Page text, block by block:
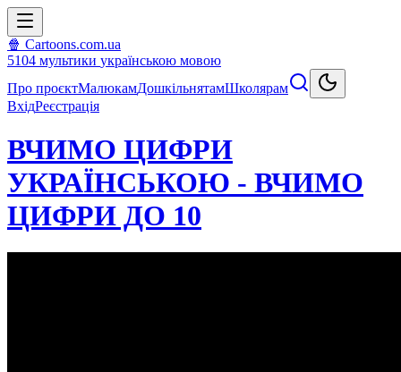
🍿 Cartoons.com.ua
5104 мультики українською мовою
Про проєктМалюкамДошкільнятамШколярам
ВхідРеєстрація
ВЧИМО ЦИФРИ
УКРАЇНСЬКОЮ - ВЧИМО
ЦИФРИ ДО 10